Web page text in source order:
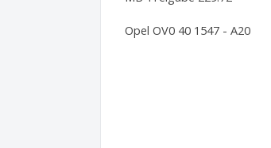
Opel OV0 40 1547 - A20